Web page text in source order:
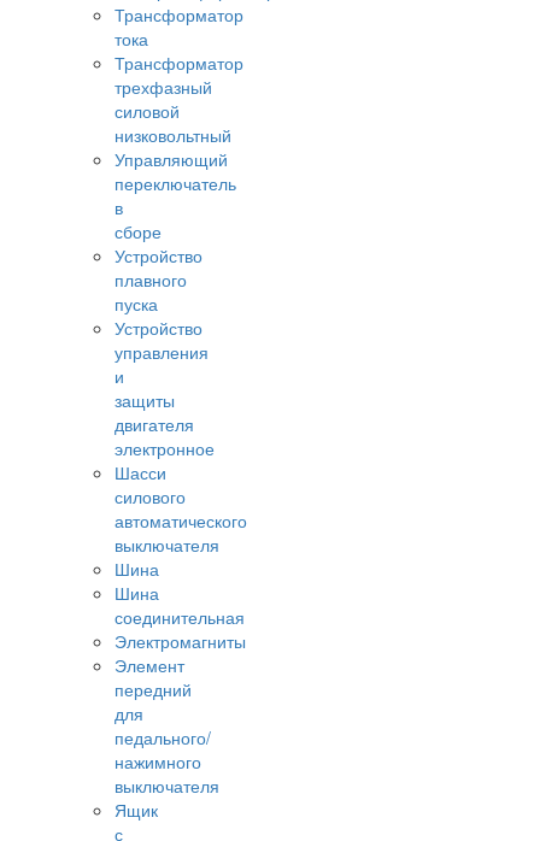
Трансформатор
тока
Трансформатор
трехфазный
силовой
низковольтный
Управляющий
переключатель
в
сборе
Устройство
плавного
пуска
Устройство
управления
и
защиты
двигателя
электронное
Шасси
силового
автоматического
выключателя
Шина
Шина
соединительная
Электромагниты
Элемент
передний
для
педального/
нажимного
выключателя
Ящик
с